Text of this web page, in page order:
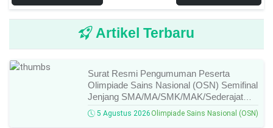
Artikel Terbaru
Surat Resmi Pengumuman Peserta
Olimpiade Sains Nasional (OSN) Semifinal
Jenjang SMA/MA/SMK/MAK/Sederajat
Tahun 2026, Cek Daftar Nama Lolos,
Bidang Lomba, Dan Jadwal Selanjutnya!
5 Agustus 2026 Olimpiade Sains Nasional (OSN)